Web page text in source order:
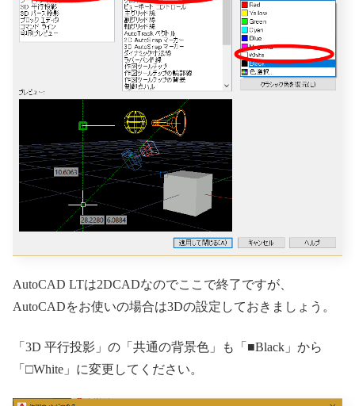
AutoCAD LTは2DCADなのでここで終了ですが、
AutoCADをお使いの場合は3Dの設定しておきましょう。
「3D 平行投影」の「共通の背景色」も「■Black」から
「□White」に変更してください。